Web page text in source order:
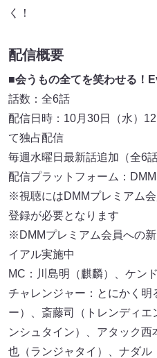
く！
配信概要
■会うもの全てを笑わせる！
話数：全6話
配信日時：10⽉30⽇（⽔）
て独占配信
毎週⽔曜⽇最新話追加（全6話
配信プラットフォーム：
※視聴にはDMMプレミアム
登録が必要となります
※DMMプレミアム会員への
イアル実施中
MC：川島明（麒麟）、ケン
チャレンジャー：とにかく
ー）、斎藤司（トレンディエ
ンシュタイン）、アタック
也（ランジャタイ）、ナダ